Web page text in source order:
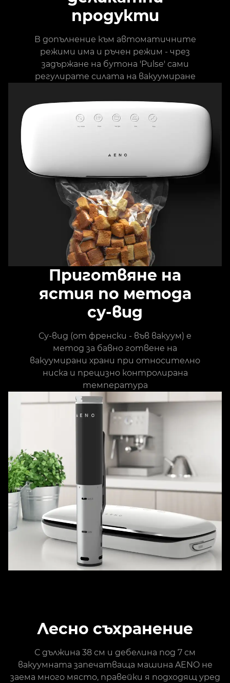
продукти
В допълнение към автоматичните
режими има и ръчен режим - чрез
задържане на бутона 'Pulse' сами
регулирате силата на вакуумиране
Приготвяне на
ястия по метода
су-вид
Су-вид (от френски - във вакуум) е
метод за бавно готвене на
вакуумирани храни при относително
ниска и прецизно контролирана
температура
Лесно съхранение
С дължина 38 см и дебелина под 7 см
вакуумната запечатваща машина AENO не
заема много място, правейки я подходящ уред